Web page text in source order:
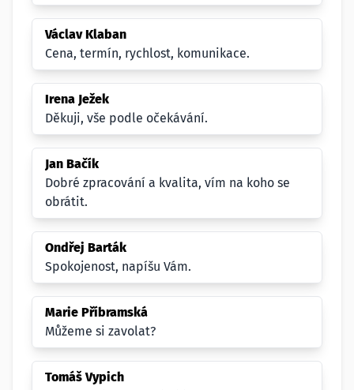
Václav Klaban
Cena, termín, rychlost, komunikace.
Irena Ježek
Děkuji, vše podle očekávání.
Jan Bačík
Dobré zpracování a kvalita, vím na koho se
obrátit.
Ondřej Barták
Spokojenost, napíšu Vám.
Marie Příbramská
Můžeme si zavolat?
Tomáš Vypich